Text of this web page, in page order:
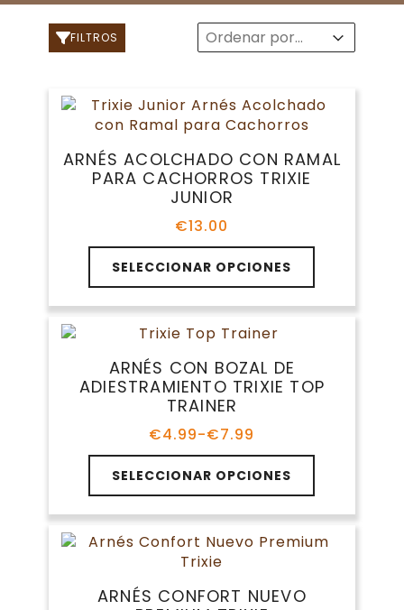
FILTROS Sort
Sort content
Sort content
ARNÉS ACOLCHADO CON RAMAL
PARA CACHORROS TRIXIE
JUNIOR
€13.00
SELECCIONAR OPCIONES
Este
producto
tiene
múltiples
variantes.
opciones
se
en
página
de
producto
ARNÉS CON BOZAL DE
ADIESTRAMIENTO TRIXIE TOP
TRAINER
€4.99-€7.99
Rango
de
precios:
desde
€4.99
hasta
€7.99
SELECCIONAR OPCIONES
Este
producto
tiene
múltiples
variantes.
opciones
se
ARNÉS CONFORT NUEVO